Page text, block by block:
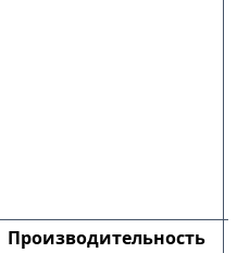
Производительность